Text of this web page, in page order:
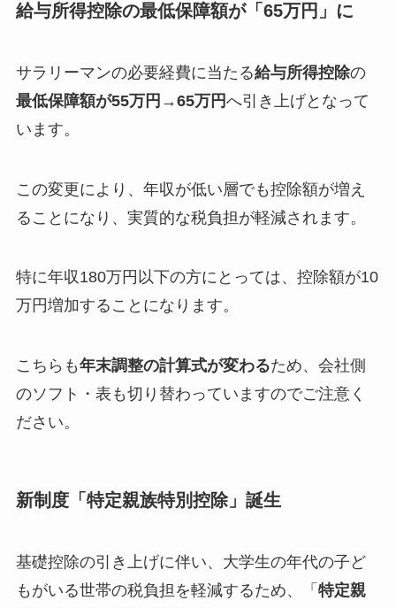
給与所得控除の最低保障額が「65万円」に
サラリーマンの必要経費に当たる給与所得控除の
最低保障額が55万円→65万円へ引き上げとなって
います。
この変更により、年収が低い層でも控除額が増え
ることになり、実質的な税負担が軽減されます。
特に年収180万円以下の方にとっては、控除額が10
万円増加することになります。
こちらも年末調整の計算式が変わるため、会社側
のソフト・表も切り替わっていますのでご注意く
ださい。
新制度「特定親族特別控除」誕生
基礎控除の引き上げに伴い、大学生の年代の子ど
もがいる世帯の税負担を軽減するため、「 特定親